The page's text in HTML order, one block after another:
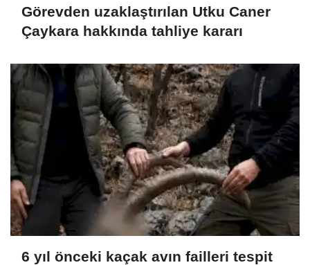
Görevden uzaklaştırılan Utku Caner
Çaykara hakkında tahliye kararı
6 yıl önceki kaçak avın failleri tespit